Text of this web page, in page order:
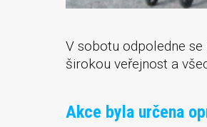
V sobotu odpoledne
širokou veřejnost a
Akce byla určena